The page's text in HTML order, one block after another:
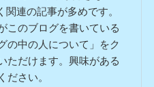
連の記事が多めです。
このブログを書いている
の中の人について」をク
ただけます。興味がある
ださい。